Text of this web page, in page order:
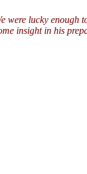
were lucky enough
insight in his